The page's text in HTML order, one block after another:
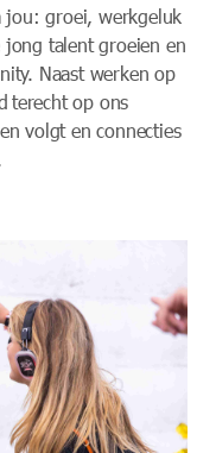
jou: groei, werkgeluk
jong talent groeien en
Naast werken op
terecht op ons
volgt en connecties